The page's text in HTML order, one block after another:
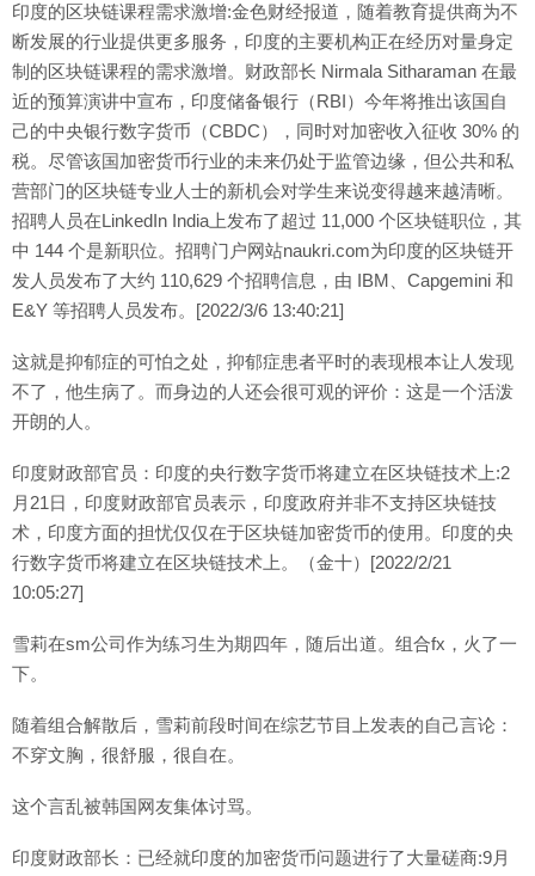
印度的区块链课程需求激增:金色财经报道，随着教育提供商为不
断发展的行业提供更多服务，印度的主要机构正在经历对量身定
制的区块链课程的需求激增。财政部长 Nirmala Sitharaman 在最
近的预算演讲中宣布，印度储备银行（RBI）今年将推出该国自
己的中央银行数字货币（CBDC），同时对加密收入征收 30% 的
税。尽管该国加密货币行业的未来仍处于监管边缘，但公共和私
营部门的区块链专业人士的新机会对学生来说变得越来越清晰。
招聘人员在LinkedIn India上发布了超过 11,000 个区块链职位，其
中 144 个是新职位。招聘门户网站naukri.com为印度的区块链开
发人员发布了大约 110,629 个招聘信息，由 IBM、Capgemini 和
E&Y 等招聘人员发布。[2022/3/6 13:40:21]
这就是抑郁症的可怕之处，抑郁症患者平时的表现根本让人发现
不了，他生病了。而身边的人还会很可观的评价：这是一个活泼
开朗的人。
印度财政部官员：印度的央行数字货币将建立在区块链技术上:2
月21日，印度财政部官员表示，印度政府并非不支持区块链技
术，印度方面的担忧仅仅在于区块链加密货币的使用。印度的央
行数字货币将建立在区块链技术上。（金十）[2022/2/21
10:05:27]
雪莉在sm公司作为练习生为期四年，随后出道。组合fx，火了一
下。
随着组合解散后，雪莉前段时间在综艺节目上发表的自己言论：
不穿文胸，很舒服，很自在。
这个言乱被韩国网友集体讨骂。
印度财政部长：已经就印度的加密货币问题进行了大量磋商:9月